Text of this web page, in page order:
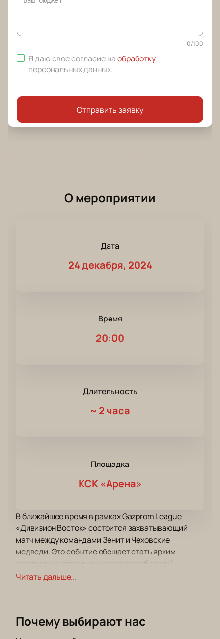
0/100
Я даю свое согласие наобработку
персональных данных.
Отправить заявку
О мероприятии
Дата
24 декабря, 2024
Время
20:00
Длительность
~ 2 часа
Площадка
КСК «Арена»
В ближайшее время в рамках Gazprom League
«Дивизион Восток» состоится захватывающий
матч между командами Зенит и Чеховские
медведи. Это событие обещает стать ярким
спортивным зрелищем для всех любителей
гандбола. Встреча пройдет на КСК Арене —
КСК Арена является одной из ведущих площадок
Читать дальше...
Почему выбирают нас